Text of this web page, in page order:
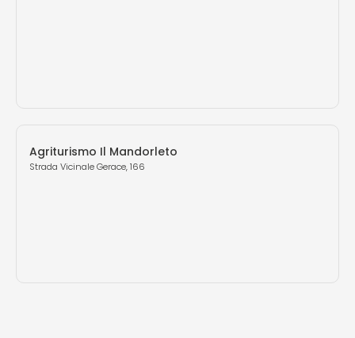
Agriturismo Il Mandorleto
Strada Vicinale Gerace, 166